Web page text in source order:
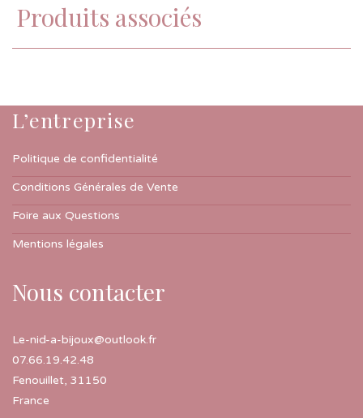
Produits associés
L’entreprise
Politique de confidentialité
Conditions Générales de Vente
Foire aux Questions
Mentions légales
Nous contacter
Le-nid-a-bijoux@outlook.fr
07.66.19.42.48
Fenouillet, 31150
France